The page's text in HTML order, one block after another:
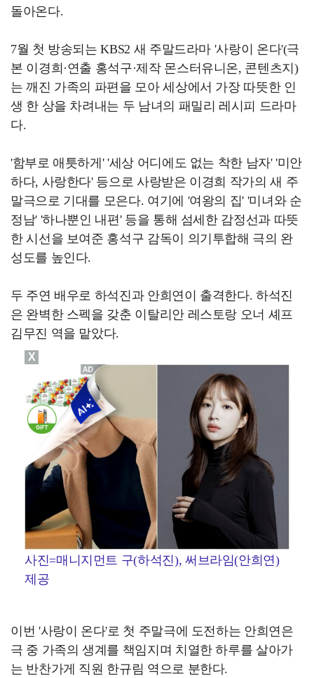
돌아온다.
7월 첫 방송되는 KBS2 새 주말드라마 '사랑이 온다'(극
본 이경희·연출 홍석구·제작 몬스터유니온, 콘텐츠지)
는 깨진 가족의 파편을 모아 세상에서 가장 따뜻한 인
생 한 상을 차려내는 두 남녀의 패밀리 레시피 드라마
다.
'함부로 애틋하게' '세상 어디에도 없는 착한 남자' '미안
하다, 사랑한다' 등으로 사랑받은 이경희 작가의 새 주
말극으로 기대를 모은다. 여기에 '여왕의 집' '미녀와 순
정남' '하나뿐인 내편' 등을 통해 섬세한 감정선과 따뜻
한 시선을 보여준 홍석구 감독이 의기투합해 극의 완
성도를 높인다.
두 주연 배우로 하석진과 안희연이 출격한다. 하석진
은 완벽한 스펙을 갖춘 이탈리안 레스토랑 오너 셰프
김무진 역을 맡았다.
사진=매니지먼트 구(하석진), 써브라임(안희연)
제공
이번 '사랑이 온다'로 첫 주말극에 도전하는 안희연은
극 중 가족의 생계를 책임지며 치열한 하루를 살아가
는 반찬가게 직원 한규림 역으로 분한다.
X